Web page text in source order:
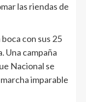
las riendas de
con sus 25
Una campaña
Nacional se
imparable